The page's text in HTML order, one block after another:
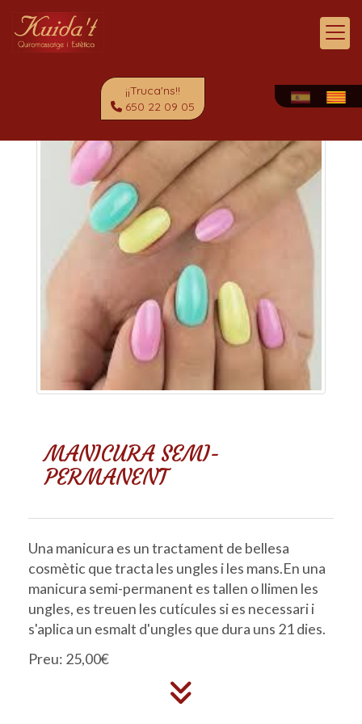
¡¡Truca'ns!!
650 22 09 05
MANICURA SEMI-
PERMANENT
Una manicura es un tractament de bellesa
cosmètic que tracta les ungles i les mans.En una
manicura semi-permanent es tallen o llimen les
ungles, es treuen les cutícules si es necessari i
s'aplica un esmalt d'ungles que dura uns 21 dies.
Preu: 25,00€